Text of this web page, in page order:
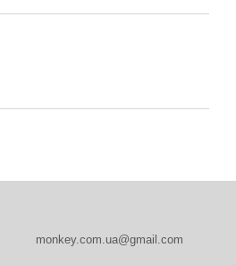
monkey.com.ua@gmail.com